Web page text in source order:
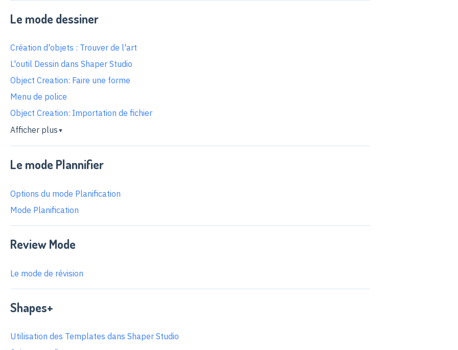
Le mode dessiner
Création d'objets : Trouver de l'art
L'outil Dessin dans Shaper Studio
Object Creation: Faire une forme
Menu de police
Object Creation: Importation de fichier
Afficher plus ▼
Le mode Plannifier
Options du mode Planification
Mode Planification
Review Mode
Le mode de révision
Shapes+
Utilisation des Templates dans Shaper Studio